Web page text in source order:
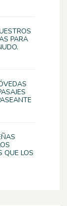
PARA
QUE LOS